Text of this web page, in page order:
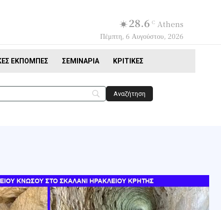
28.6 C Athens
Πέμπτη, 6 Αυγούστου, 2026
ΕΚΠΟΜΠΈΣ ΣΕΜΙΝΆΡΙΑ ΚΡΙΤΙΚΈΣ